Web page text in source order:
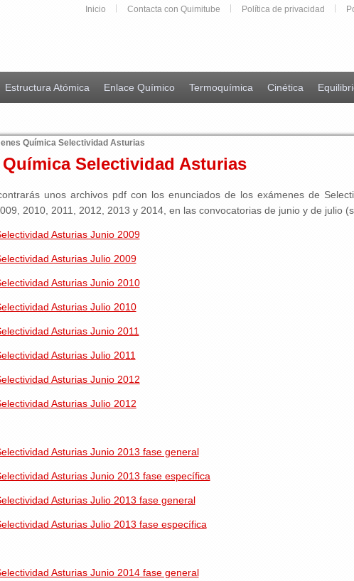
Inicio Contacta con Quimitube Política de privacidad
Estructura Atómica Enlace Químico Termoquímica Cinética
Química Selectividad Asturias
Química Selectividad Asturias
unos archivos pdf con los enunciados de los exámenes de
2010, 2011, 2012, 2013 y 2014, en las convocatorias de junio y de julio
Asturias Junio 2009
Asturias Julio 2009
Asturias Junio 2010
Asturias Julio 2010
Asturias Junio 2011
Asturias Julio 2011
Asturias Junio 2012
Asturias Julio 2012
Asturias Junio 2013 fase general
Asturias Junio 2013 fase específica
Asturias Julio 2013 fase general
Asturias Julio 2013 fase específica
Asturias Junio 2014 fase general